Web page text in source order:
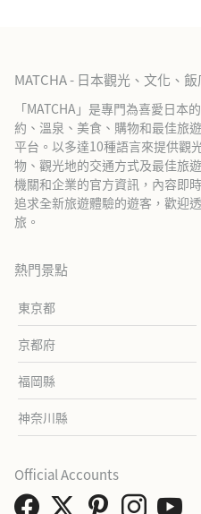
MATCHA - 日本觀光、文化、
「MATCHA」是專門為喜愛日
約、溫泉、美食、購物和最佳旅
平台。以多達10種語言來提供觀
物、觀光地的交通方式及最佳旅
機關和企業的官方資訊，內容即
追求全新旅遊體驗的遊客，歡迎
旅。
熱門景點
東京都
京都府
福岡縣
神奈川縣
Official Accounts